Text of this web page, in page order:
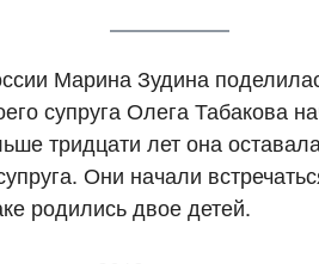
Марина Зудина
супруга Олега Табакова
тридцати лет она
Они начали
родились двое детей.